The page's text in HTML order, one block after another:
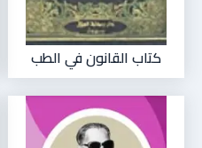
كتاب القانون في الطب